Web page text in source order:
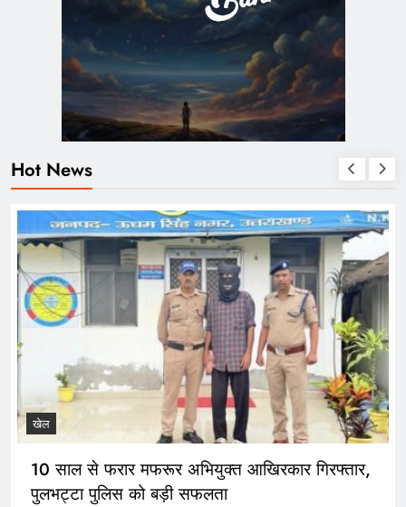
Hot News
खेल
10 साल से फरार मफरूर अभियुक्त आखिरकार गिरफ्तार,
पुलभट्टा पुलिस को बड़ी सफलता